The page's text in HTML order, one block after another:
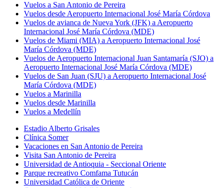
Vuelos a San Antonio de Pereira
Vuelos desde Aeropuerto Internacional José María Córdova
Vuelos de avianca de Nueva York (JFK) a Aeropuerto
Internacional José María Córdova (MDE)
Vuelos de Miami (MIA) a Aeropuerto Internacional José
María Córdova (MDE)
Vuelos de Aeropuerto Internacional Juan Santamaría (SJO) a
Aeropuerto Internacional José María Córdova (MDE)
Vuelos de San Juan (SJU) a Aeropuerto Internacional José
María Córdova (MDE)
Vuelos a Marinilla
Vuelos desde Marinilla
Vuelos a Medellín
Estadio Alberto Grisales
Clínica Somer
Vacaciones en San Antonio de Pereira
Visita San Antonio de Pereira
Universidad de Antioquia - Seccional Oriente
Parque recreativo Comfama Tutucán
Universidad Católica de Oriente